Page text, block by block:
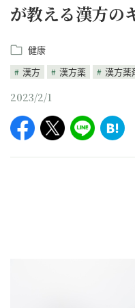
が教える漢方の
健康
漢方
漢方薬 漢方薬
2023/2/1